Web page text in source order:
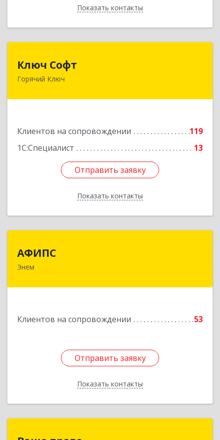
Показать контакты
Назад
Ключ Софт
Горячий Ключ
Клиентов на сопровождении
119
1С:Специалист
13
Отправить заявку
Показать контакты
353287, Краснодарский край, Горячий Ключ г,
Отправить заявку
Назад
АФИПС
Энем
Клиентов на сопровождении 53
Отправить заявку
Показать контакты
385132, Адыгея Респ, Тахтамукайский р-н, Энем
Отправить заявку
Назад